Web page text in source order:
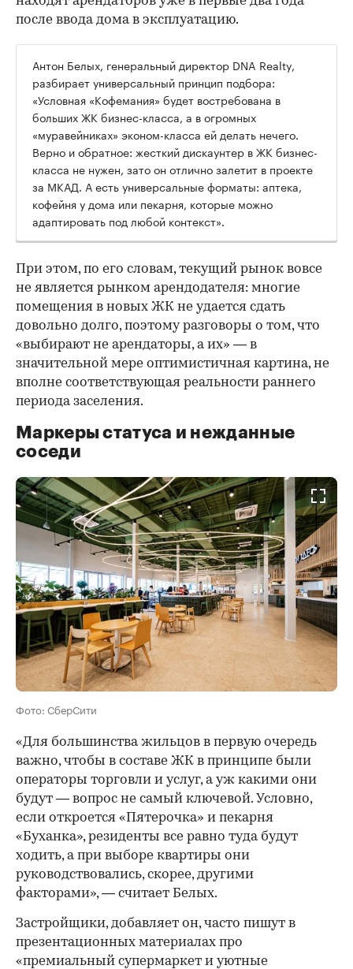
после ввода дома в эксплуатацию.
Антон Белых, генеральный директор DNA Realty,
разбирает универсальный принцип подбора:
«Условная «Кофемания» будет востребована в
больших ЖК бизнес-класса, а в огромных
«муравейниках» эконом-класса ей делать нечего.
Верно и обратное: жесткий дискаунтер в ЖК бизнес-
класса не нужен, зато он отлично залетит в проекте
за МКАД. А есть универсальные форматы: аптека,
кофейня у дома или пекарня, которые можно
адаптировать под любой контекст».
При этом, по его словам, текущий рынок вовсе
не является рынком арендодателя: многие
помещения в новых ЖК не удается сдать
довольно долго, поэтому разговоры о том, что
«выбирают не арендаторы, а их» — в
значительной мере оптимистичная картина, не
вполне соответствующая реальности раннего
периода заселения.
Маркеры статуса и нежданные
соседи
Фото: СберСити
«Для большинства жильцов в первую очередь
важно, чтобы в составе ЖК в принципе были
операторы торговли и услуг, а уж какими они
будут — вопрос не самый ключевой. Условно,
если откроется «Пятерочка» и пекарня
«Буханка», резиденты все равно туда будут
ходить, а при выборе квартиры они
руководствовались, скорее, другими
факторами», — считает Белых.
Застройщики, добавляет он, часто пишут в
презентационных материалах про
«премиальный супермаркет и уютные